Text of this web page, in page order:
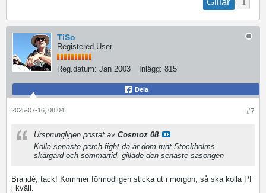
Gillar 1
TiSo
Registered User
Reg.datum: Jan 2003 Inlägg: 815
Dela
#7
2025-07-16, 08:04
Ursprungligen postat av Cosmoz 08
Kolla senaste perch fight då är dom runt Stockholms
skärgård och sommartid, gillade den senaste säsongen
Bra idé, tack! Kommer förmodligen sticka ut i morgon, så ska kolla PF
i kväll.